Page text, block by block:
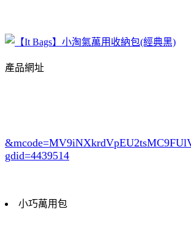
產品網址
gdid=4439514
小巧萬用包